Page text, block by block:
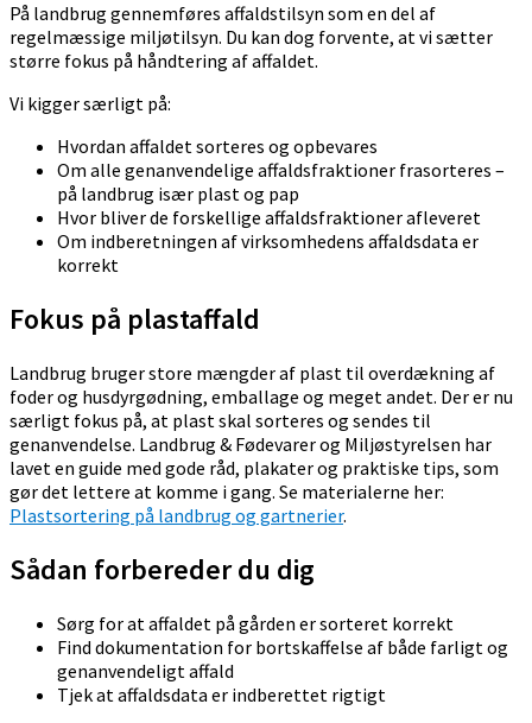
På landbrug gennemføres affaldstilsyn som en del af
regelmæssige miljøtilsyn. Du kan dog forvente, at vi sætter
større fokus på håndtering af affaldet.
Vi kigger særligt på:
Hvordan affaldet sorteres og opbevares
Om alle genanvendelige affaldsfraktioner frasorteres –
på landbrug især plast og pap
Hvor bliver de forskellige affaldsfraktioner afleveret
Om indberetningen af virksomhedens affaldsdata er
korrekt
Fokus på plastaffald
Landbrug bruger store mængder af plast til overdækning af
foder og husdyrgødning, emballage og meget andet. Der er nu
særligt fokus på, at plast skal sorteres og sendes til
genanvendelse. Landbrug & Fødevarer og Miljøstyrelsen har
lavet en guide med gode råd, plakater og praktiske tips, som
gør det lettere at komme i gang. Se materialerne her:
Plastsortering på landbrug og gartnerier.
Sådan forbereder du dig
Sørg for at affaldet på gården er sorteret korrekt
Find dokumentation for bortskaffelse af både farligt og
genanvendeligt affald
Tjek at affaldsdata er indberettet rigtigt